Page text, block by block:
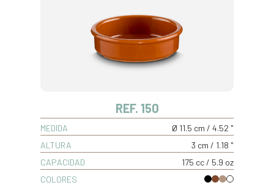
REF. 150
MEDIDA
Ø 11.5 cm / 4.52 "
ALTURA
3 cm / 1.18 "
CAPACIDAD
175 cc / 5.9 oz
COLORES